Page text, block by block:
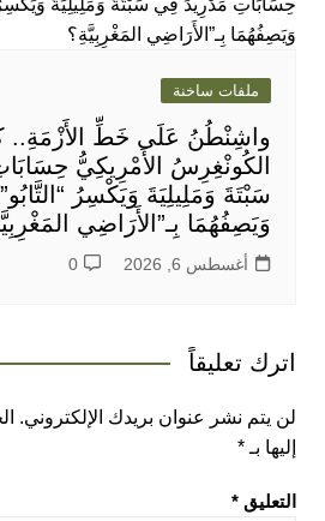
ملفات ساخنة
واشِنْطُنُ عَلَى خَطِّ الأَزْمَةِ..
الكُونْغِرِسُ الأَمْرِيكِيُّ
سَبْتَةَ وَمَلِيلِيَةَ وَيَكْسِرُ
وَيَصِفُهُمَا بِـ”الأَرَاضِي
أغسطس 6, 2026 0
اترك تعليقاً
لن يتم نشر عنوان بريدك الإلكتروني.
إليها بـ *
التعليق *